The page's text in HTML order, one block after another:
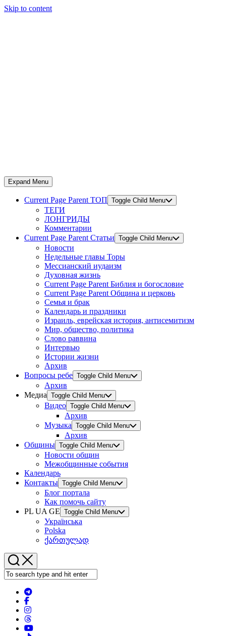
Skip to content
Expand Menu
Current Page Parent ТОП Toggle Child Menu
ТЕГИ
ЛОНГРИДЫ
Комментарии
Current Page Parent Статьи Toggle Child Menu
Новости
Недельные главы Торы
Мессианский иудаизм
Духовная жизнь
Current Page Parent Библия и богословие
Current Page Parent Община и церковь
Семья и брак
Календарь и праздники
Израиль, еврейская история, антисемитизм
Мир, общество, политика
Слово раввина
Интервью
Истории жизни
Архив
Вопросы ребе Toggle Child Menu
Архив
Медиа Toggle Child Menu
Видео Toggle Child Menu
Архив
Музыка Toggle Child Menu
Архив
Общины Toggle Child Menu
Новости общин
Межобщинные события
Календарь
Контакты Toggle Child Menu
Блог портала
Как помочь сайту
PL UA GE Toggle Child Menu
Українська
Polska
ქართულად